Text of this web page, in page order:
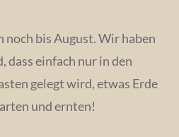
noch bis August. Wir haben
dass einfach nur in den
gelegt wird, etwas Erde
und ernten!